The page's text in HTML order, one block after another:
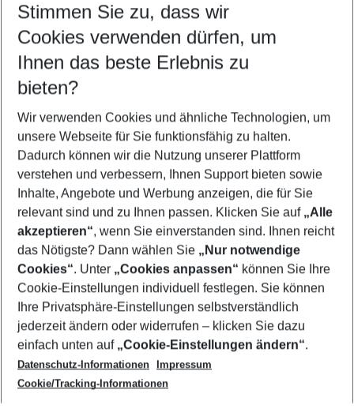
Abflughafen wählen
Beliebiger Abflughafen
Reisezeitraum wählen
09.08.26– 07.08.27 5-8 Nächte
2 Erwachsene Keine Kinder
Mehr Filter anzeigen
Footer
Footer navigation
Über uns
AGB
Cookie-Einstellungen ändern
Cookie-Richtlinie
Datenschutz
Service & Hilfe
Barrierefreies Reisen
Check-in
Folgen Sie uns
Stimmen Sie zu, dass wir
Cookies verwenden dürfen, um
Ihnen das beste Erlebnis zu
bieten?
Wir verwenden Cookies und ähnliche Technologien, um
unsere Webseite für Sie funktionsfähig zu halten.
Dadurch können wir die Nutzung unserer Plattform
verstehen und verbessern, Ihnen Support bieten sowie
Inhalte, Angebote und Werbung anzeigen, die für Sie
relevant sind und zu Ihnen passen. Klicken Sie auf „Alle
akzeptieren“, wenn Sie einverstanden sind. Ihnen reicht
das Nötigste? Dann wählen Sie „Nur notwendige
Cookies“. Unter „Cookies anpassen“ können Sie Ihre
Cookie-Einstellungen individuell festlegen. Sie können
Ihre Privatsphäre-Einstellungen selbstverständlich
jederzeit ändern oder widerrufen – klicken Sie dazu
einfach unten auf „Cookie-Einstellungen ändern“.
Datenschutz-Informationen
Impressum
Cookie/Tracking-Informationen